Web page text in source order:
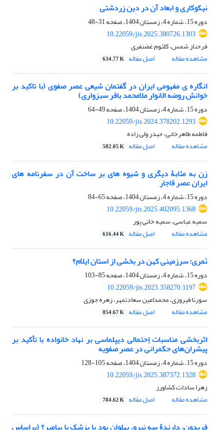
نیکوکاری و ابعاد آن در دین زردشتی
دوره 15، شماره 4، زمستان 1404، صفحه
31-48
10.22059/jis.2025.380726.1303
فرحناز شمس، کلثوم غضنفری
مشاهده مقاله
اصل مقاله 634.77 K
انگاره ی مفهومی ایران در گفتمان شیعی عصر صفوی (با تاکید بر
خوانش روضه الانوار ملامحمد باقر سبزواری)
دوره 15، شماره 4، زمستان 1404، صفحه
49-64
10.22059/jis.2024.378202.1293
فاطمه طاهرخانی، حیدر ولی زاده
مشاهده مقاله
اصل مقاله 582.05 K
زن به مثابۀ دیگری و شیوه های بر ساخت آن در سفرنامه های
ایران عصر قاجار
دوره 15، شماره 4، زمستان 1404، صفحه
65-84
10.22059/jis.2025.402095.1368
سمیه عباسی، سمیه خانی پور
مشاهده مقاله
اصل مقاله 616.44 K
نَمری؛ سرزمینی کهن در بخشی از استان ایلام؟
دوره 15، شماره 4، زمستان 1404، صفحه
85-103
10.22059/jis.2023.358270.1197
سورنا فیروزی، محمدامین سعادتمهر، زهره جوزی
مشاهده مقاله
اصل مقاله 854.67 K
اثربخشی مناسبات اِحتمالی دیپلماسی بر نهاد خانواده با تأکید بر
پیشران‌های حکمرانی در عصر صفویه
دوره 15، شماره 4، زمستان 1404، صفحه
105-128
10.22059/jis.2025.387372.1328
زهرا سادات کشاورز
مشاهده مقاله
اصل مقاله 784.62 K